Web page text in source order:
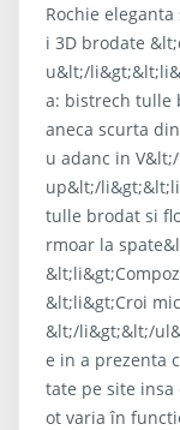
Rochie
i 3D brodate
u&lt;/
a: bistrech tulle
aneca scurta
u adanc in
up&lt;/
tulle brodat si
rmoar la
&lt;li&gt;Croi
&lt;/li&gt;&lt;/
e in a prezenta
tate pe site
ot varia în